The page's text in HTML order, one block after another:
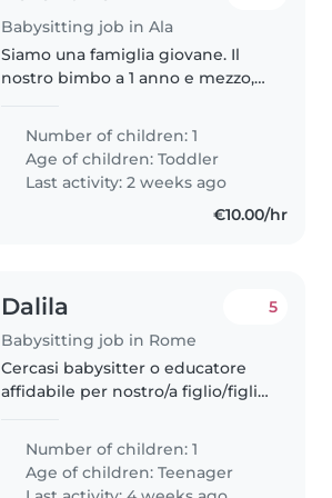
Babysitting job in Ala
Siamo una famiglia giovane. Il
nostro bimbo a 1 anno e mezzo, è
sia socievole, disponibile, che
parli anche inglese
preferibilmente.
Number of children: 1
Age of children:Toddler
Last activity: 2 weeks ago
€10.00/hr
Dalila
Babysitting job in Rome
5
Cercasi babysitter o educatore
affidabile per nostro/a figlio/figlia
allegro/a. È indispensabile saper
aiutare nei compiti. Affidabilità e
simpatia sono..
Number of children: 1
Age of children:Teenager